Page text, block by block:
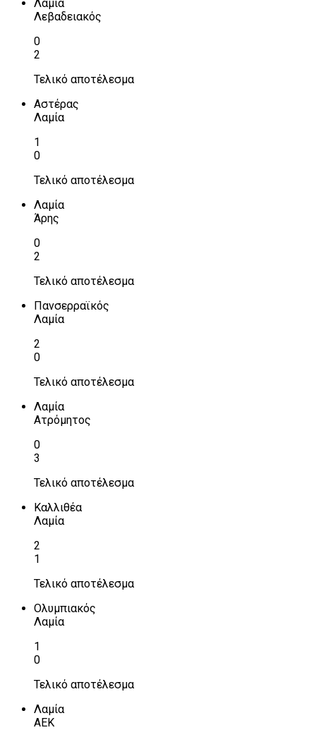
Λαμία
Λεβαδειακός
0
2
Τελικό αποτέλεσμα
Αστέρας
Λαμία
1
0
Τελικό αποτέλεσμα
Λαμία
Άρης
0
2
Τελικό αποτέλεσμα
Πανσερραϊκός
Λαμία
2
0
Τελικό αποτέλεσμα
Λαμία
Ατρόμητος
0
3
Τελικό αποτέλεσμα
Καλλιθέα
Λαμία
2
1
Τελικό αποτέλεσμα
Ολυμπιακός
Λαμία
1
0
Τελικό αποτέλεσμα
Λαμία
ΑΕΚ